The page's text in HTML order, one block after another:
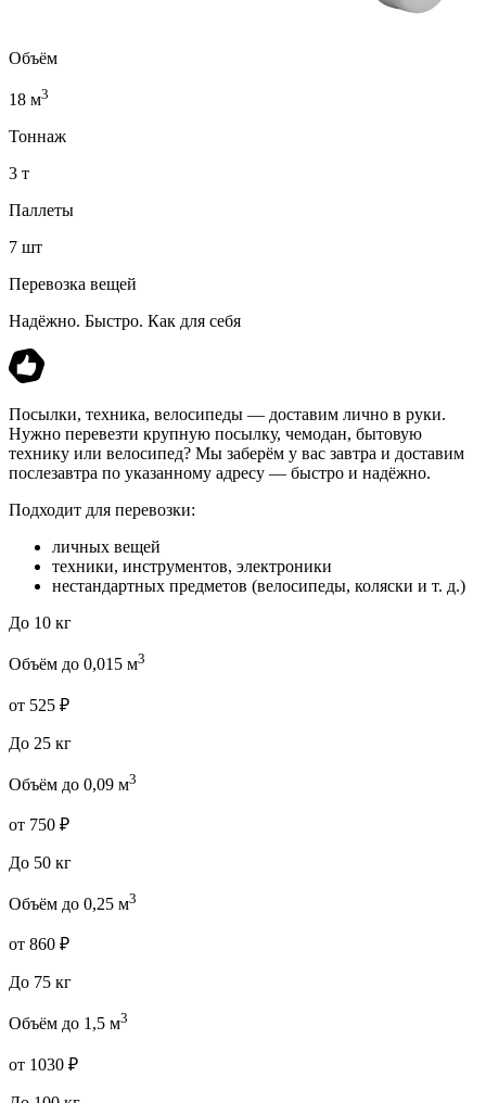
Объём
18 м3
Тоннаж
3 т
Паллеты
7 шт
Перевозка вещей
Надёжно. Быстро. Как для себя
Посылки, техника, велосипеды — доставим лично в руки.
Нужно перевезти крупную посылку, чемодан, бытовую
технику или велосипед? Мы заберём у вас завтра и доставим
послезавтра по указанному адресу — быстро и надёжно.
Подходит для перевозки:
личных вещей
техники, инструментов, электроники
нестандартных предметов (велосипеды, коляски и т. д.)
До 10 кг
Объём до 0,015 м3
от 525 ₽
До 25 кг
Объём до 0,09 м3
от 750 ₽
До 50 кг
Объём до 0,25 м3
от 860 ₽
До 75 кг
Объём до 1,5 м3
от 1030 ₽